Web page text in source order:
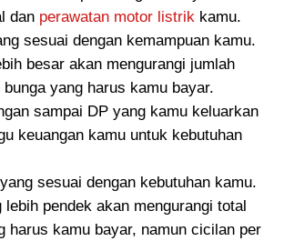
dan perawatan motor listrik kamu.
sesuai dengan kemampuan kamu.
besar akan mengurangi jumlah
yang harus kamu bayar.
sampai DP yang kamu keluarkan
keuangan kamu untuk kebutuhan
sesuai dengan kebutuhan kamu.
lebih pendek akan mengurangi total
harus kamu bayar, namun cicilan per